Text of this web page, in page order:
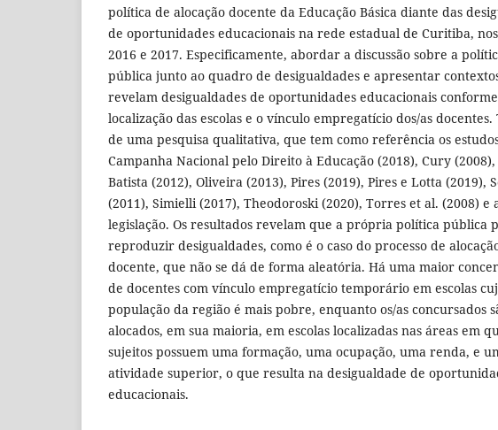
política de alocação docente da Educação Básica diante das
de oportunidades educacionais na rede estadual de Curitiba,
2016 e 2017. Especificamente, abordar a discussão sobre a
pública junto ao quadro de desigualdades e apresentar
revelam desigualdades de oportunidades educacionais
localização das escolas e o vínculo empregatício dos/as docentes.
de uma pesquisa qualitativa, que tem como referência os
Campanha Nacional pelo Direito à Educação (2018), Cury
Batista (2012), Oliveira (2013), Pires (2019), Pires e Lotta (2019),
(2011), Simielli (2017), Theodoroski (2020), Torres et al. (2008) e
legislação. Os resultados revelam que a própria política pública
reproduzir desigualdades, como é o caso do processo de
docente, que não se dá de forma aleatória. Há uma maior
de docentes com vínculo empregatício temporário em escolas
população da região é mais pobre, enquanto os/as concursados
alocados, em sua maioria, em escolas localizadas nas áreas em
sujeitos possuem uma formação, uma ocupação, uma renda, e
atividade superior, o que resulta na desigualdade de
educacionais.